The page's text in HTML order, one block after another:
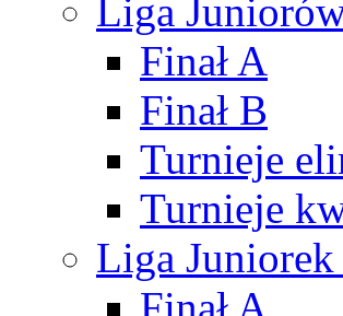
Liga
Finał A
Finał B
Turnieje
Turnieje
Liga
Finał A